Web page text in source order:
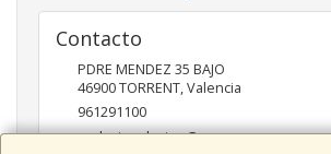
Contacto
PDRE MENDEZ 35 BAJO
46900TORRENT,Valencia
961291100
nadasinsolucion@pcmas.es